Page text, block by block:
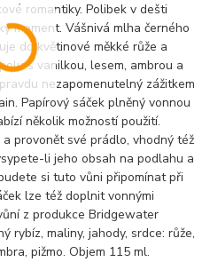
romantiky. Polibek v dešti
moment. Vášnivá mlha černého
do květinové měkké růže a
s vanilkou, lesem, ambrou a
nezapomenutelný zážitkem
Papírový sáček plněný vonnou
několik možností použití.
provonět své prádlo, vhodný též
li jeho obsah na podlahu a
si tuto vůni připomínat při
lze též doplnit vonnými
z produkce Bridgewater
rybíz, maliny, jahody, srdce: růže,
pižmo. Objem 115 ml.